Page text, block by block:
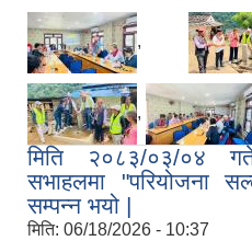
,
,
मिति २०८३/०३/०४
सभाहलमा "परियोजना
सम्पन्न भयो |
मिति: 06/18/2026 - 10:37